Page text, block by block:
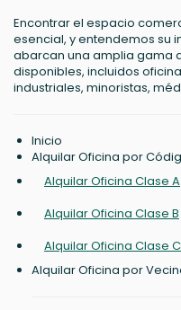
Encontrar el espacio
esencial, y entendemos su
abarcan una amplia gama
disponibles, incluidos
industriales, minoristas,
Inicio
Alquilar Oficina por
Alquilar Oficina Clase A
Alquilar Oficina Clase B
Alquilar Oficina Clase C
Alquilar Oficina por